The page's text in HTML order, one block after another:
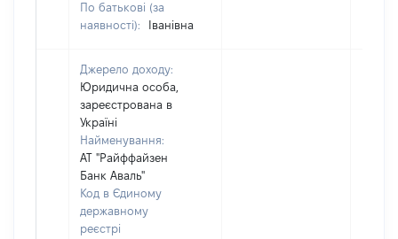
По батькові (за
наявності):
Іванівна
Джерело доходу:
Юридична особа,
зареєстрована в
Україні
Найменування:
АТ "Райффайзен
Банк Аваль"
Код в Єдиному
державному
реєстрі